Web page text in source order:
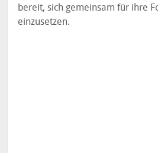
bereit, sich gemeinsam für ihre
einzusetzen.